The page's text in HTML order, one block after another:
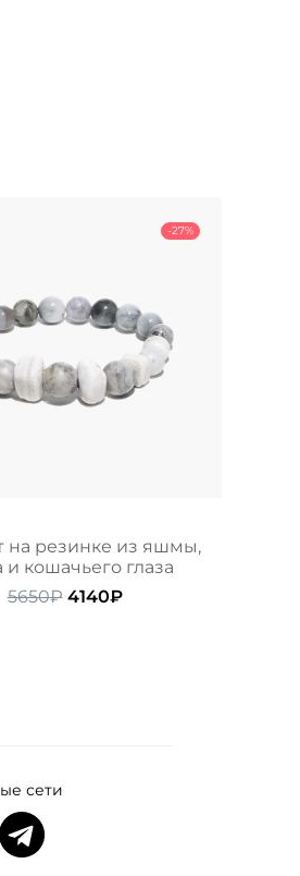
-27%
на резинке из яшмы,
и кошачьего глаза
5650₽ Первоначальная
4140₽Текущая
сети